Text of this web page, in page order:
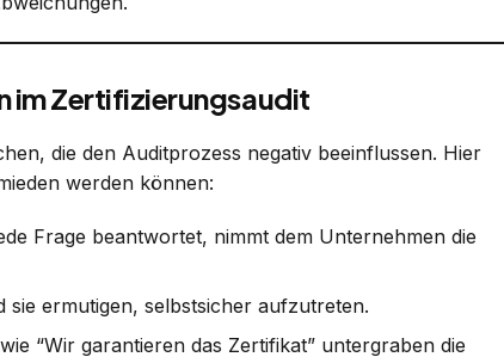
im Zertifizierungsaudit
die den Auditprozess negativ beeinflussen. Hier
werden können:
Frage beantwortet, nimmt dem Unternehmen die
ermutigen, selbstsicher aufzutreten.
“Wir garantieren das Zertifikat” untergraben die